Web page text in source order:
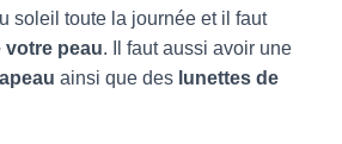
soleil toute la journée et il faut
votre peau. Il faut aussi avoir une
ainsi que des lunettes de